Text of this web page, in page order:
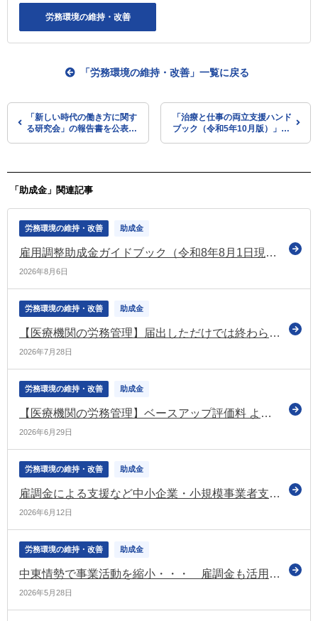
労務環境の維持・改善
「新しい時代の働き方に関す
る研究会」の報告書を公表
「労務環境の維持・改善」一覧に戻る
「治療と仕事の両立支援ハンド
ブック（令和5年10月版）」を
「助成金」関連記事
労務環境の維持・改善 助成金
雇用調整助成金ガイドブック（令和8年8月1日現在版）を公表
2026年8月6日
労務環境の維持・改善 助成金
【医療機関の労務管理】届出しただけでは終わらない！ ベースアップ評価料「中間報告」と「実績報告」で押さえておきたいポイント
2026年7月28日
労務環境の維持・改善 助成金
【医療機関の労務管理】ベースアップ評価料 よくある質問Q&A ～届出後に迷いやすいポイント整理～
2026年6月29日
労務環境の維持・改善 助成金
雇調金による支援など中小企業・小規模事業者支援に万全を期すように 総理が指示（中東情勢に関する関係閣僚会議）
2026年6月12日
労務環境の維持・改善 助成金
中東情勢で事業活動を縮小・・・ 雇調金も活用できます（厚労省がリーフレットを公表）
2026年5月28日